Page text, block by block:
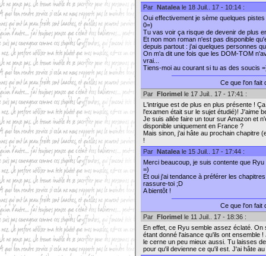
Par Natalea le 18 Juil.. 17 - 10:14 :
Oui effectivement je sème quelques
0=)
Tu vas voir ça risque de devenir de plus
Et non mon roman n'est pas disponible
depuis partout : j'ai quelques personnes
On m'a dit une fois que les DOM-TOM
vrai...
Tiens-moi au courant si tu as des soucis
Ce que l'on fait
Par Florimel le 17 Juil.. 17 - 17:41 :
L'intrigue est de plus en plus présente !
l'examen était sur le sujet étudié)! J'aime
Je suis allée faire un tour sur Amazon et
disponible uniquement en France ?
Mais sinon, j'ai hâte au prochain chapitre
!
Par Natalea le 15 Juil.. 17 - 17:44 :
Merci beaucoup, je suis contente que
=)
Et oui j'ai tendance à préférer les
rassure-toi ;D
A bientôt !
Ce que l'on fait
Par Florimel le 11 Juil.. 17 - 18:36 :
En effet, ce Ryu semble assez éclaté.
étant donné l'aisance qu'ils ont ensemble
le cerne un peu mieux aussi. Tu laisses
pour qu'il devienne ce qu'il est. J'ai hâte